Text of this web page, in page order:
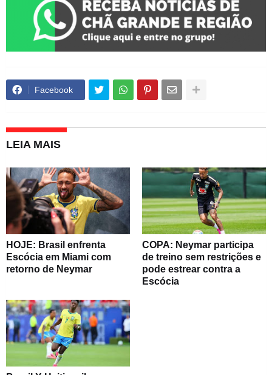
Facebook
LEIA MAIS
HOJE: Brasil enfrenta
Escócia em Miami com
retorno de Neymar
COPA: Neymar participa
de treino sem restrições e
pode estrear contra a
Escócia